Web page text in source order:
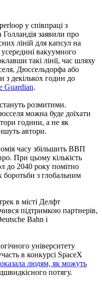
у співпраці з
Голландія заявили про
ліній для капсул на
вакуумного
такі лінії, час шляху
Дюссельдорфа або
з декількох годин до
Guardian.
розмитими.
можна буде доїхати
години, а не як
автори.
часу збільшить ВВП
При цьому кількість
до 2040 року помітно
з глобальним
в місті Делфт
підтримкою партнерів,
Bahn і
університету
в конкурсі SpaceX
людям, як можуть
потягу.